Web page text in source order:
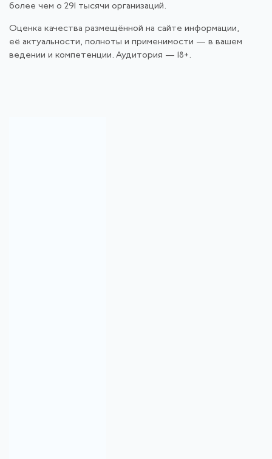
более чем о 291 тысячи организаций.
Оценка качества размещённой на сайте информации,
её актуальности, полноты и применимости — в вашем
ведении и компетенции. Аудитория — 18+.